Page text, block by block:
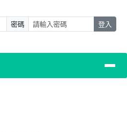
密碼 登入